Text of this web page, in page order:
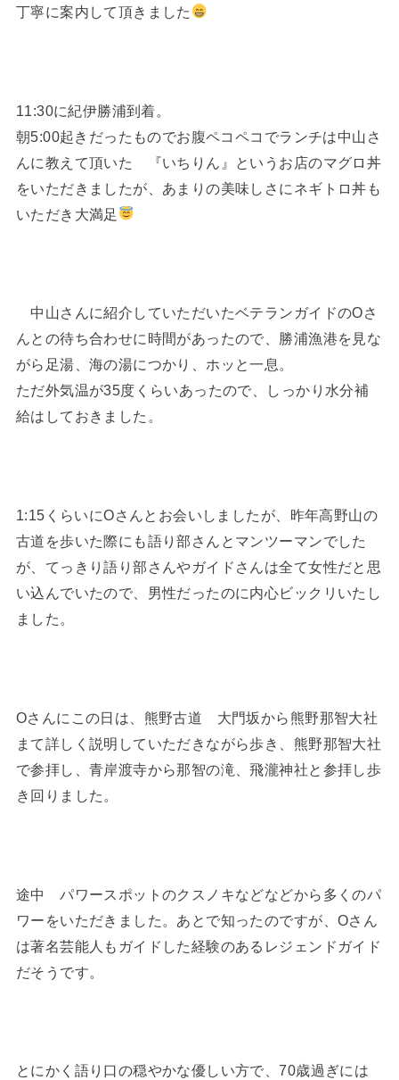
丁寧に案内して頂きました
11:30に紀伊勝浦到着。
朝5:00起きだったものでお腹ペコペコでランチは中山さ
んに教えて頂いた 『いちりん』というお店のマグロ丼
をいただきましたが、あまりの美味しさにネギトロ丼も
いただき大満足
中山さんに紹介していただいたベテランガイドのOさ
んとの待ち合わせに時間があったので、勝浦漁港を見な
がら足湯、海の湯につかり、ホッと一息。
ただ外気温が35度くらいあったので、しっかり水分補
給はしておきました。
1:15くらいにOさんとお会いしましたが、昨年高野山の
古道を歩いた際にも語り部さんとマンツーマンでした
が、てっきり語り部さんやガイドさんは全て女性だと思
い込んでいたので、男性だったのに内心ビックリいたし
ました。
Oさんにこの日は、熊野古道 大門坂から熊野那智大社
まて詳しく説明していただきながら歩き、熊野那智大社
で参拝し、青岸渡寺から那智の滝、飛瀧神社と参拝し歩
き回りました。
途中 パワースポットのクスノキなどなどから多くのパ
ワーをいただきました。あとで知ったのですが、Oさん
は著名芸能人もガイドした経験のあるレジェンドガイド
だそうです。
とにかく語り口の穏やかな優しい方で、70歳過ぎには